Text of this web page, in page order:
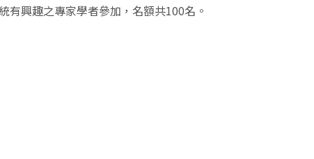
興趣之專家學者參加，名額共100名。